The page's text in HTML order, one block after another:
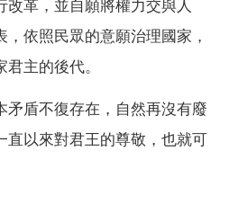
改革，並自願將權力交與人
依照民眾的意願治理國家，
主的後代。
矛盾不復存在，自然再沒有廢
直以來對君王的尊敬，也就可